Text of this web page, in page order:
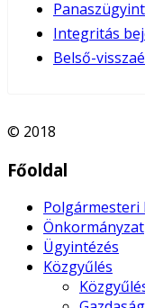
Integritás
Belső-
© 2018
Főoldal
Polgármesteri
Önkormányzat
Ügyintézés
Közgyűlés